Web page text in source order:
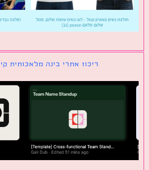
ריכוז אתרי בינה מלאכותית קישורים